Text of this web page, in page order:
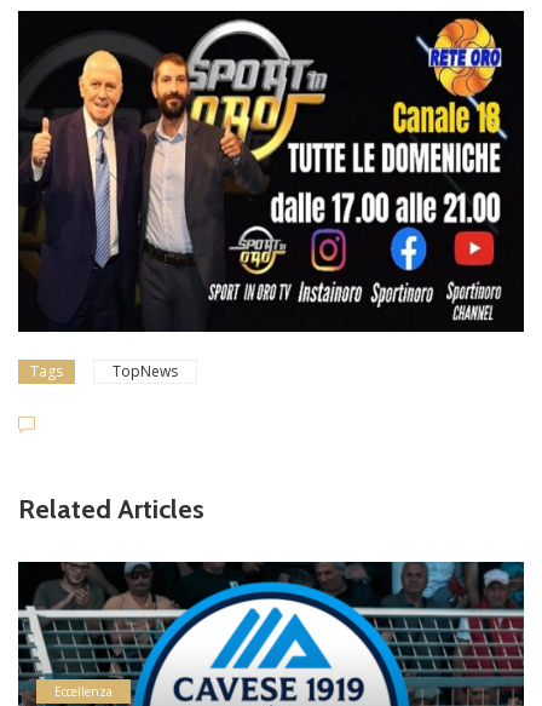
Tags TopNews
Related Articles
Eccellenza